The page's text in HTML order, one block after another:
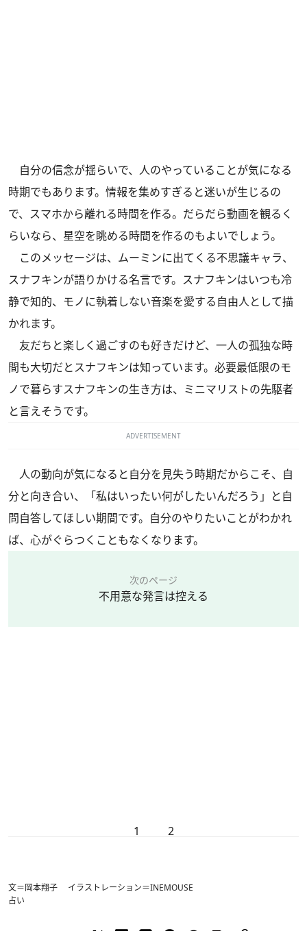
自分の信念が揺らいで、人のやっていることが気になる
時期でもあります。情報を集めすぎると迷いが生じるの
で、スマホから離れる時間を作る。だらだら動画を観るく
らいなら、星空を眺める時間を作るのもよいでしょう。
このメッセージは、ムーミンに出てくる不思議キャラ、
スナフキンが語りかける名言です。スナフキンはいつも冷
静で知的、モノに執着しない音楽を愛する自由人として描
かれます。
友だちと楽しく過ごすのも好きだけど、一人の孤独な時
間も大切だとスナフキンは知っています。必要最低限のモ
ノで暮らすスナフキンの生き方は、ミニマリストの先駆者
と言えそうです。
ADVERTISEMENT
人の動向が気になると自分を見失う時期だからこそ、自
分と向き合い、「私はいったい何がしたいんだろう」と自
問自答してほしい期間です。自分のやりたいことがわかれ
ば、心がぐらつくこともなくなります。
次のページ
不用意な発言は控える
1 2
文＝岡本翔子 イラストレーション＝INEMOUSE
占い